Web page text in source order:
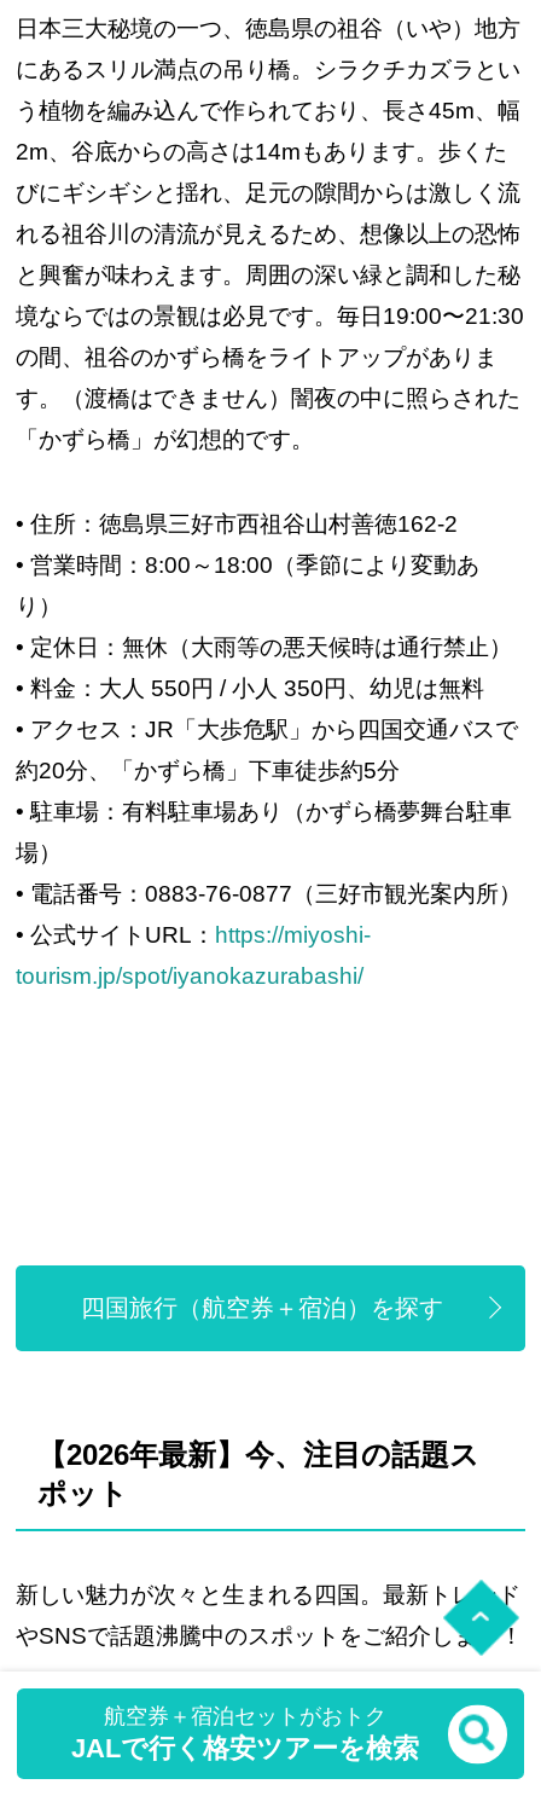
航空券＋宿泊セットがおトク
JALで行く格安ツアーを検索
日本三大秘境の一つ、徳島県の祖谷（いや）地方
にあるスリル満点の吊り橋。シラクチカズラとい
う植物を編み込んで作られており、長さ45m、幅
2m、谷底からの高さは14mもあります。歩くた
びにギシギシと揺れ、足元の隙間からは激しく流
れる祖谷川の清流が見えるため、想像以上の恐怖
と興奮が味わえます。周囲の深い緑と調和した秘
境ならではの景観は必見です。毎日19:00〜21:30
の間、祖谷のかずら橋をライトアップがありま
す。（渡橋はできません）闇夜の中に照らされた
「かずら橋」が幻想的です。
• 住所：徳島県三好市西祖谷山村善徳162-2
• 営業時間：8:00～18:00（季節により変動あ
り）
• 定休日：無休（大雨等の悪天候時は通行禁止）
• 料金：大人 550円 / 小人 350円、幼児は無料
• アクセス：JR「大歩危駅」から四国交通バスで
約20分、「かずら橋」下車徒歩約5分
• 駐車場：有料駐車場あり（かずら橋夢舞台駐車
場）
• 電話番号：0883-76-0877（三好市観光案内所）
• 公式サイトURL： https://miyoshi-
tourism.jp/spot/iyanokazurabashi/
四国旅行（航空券＋宿泊）を探す
【2026年最新】今、注目の話題ス
ポット
新しい魅力が次々と生まれる四国。最新トレンド
やSNSで話題沸騰中のスポットをご紹介します！
1.四国水族館（香川県）